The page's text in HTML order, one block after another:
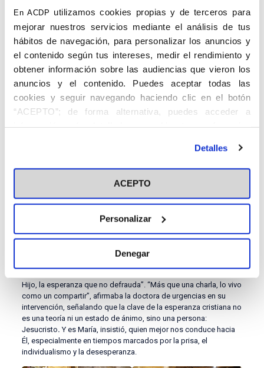
En ACDP utilizamos cookies propias y de terceros para
mejorar nuestros servicios mediante el análisis de tus
hábitos de navegación, para personalizar los anuncios y
el contenido según tus intereses, medir el rendimiento y
obtener información sobre las audiencias que vieron los
anuncios y el contenido. Puedes aceptar todas las
cookies y seguir navegando haciendo clic en el botón
“ACEPTO”; de forma alternativa, puedes acceder a
información más detallada y cambiar tus preferencias
en el botón "Personalizar". Para más información puedes
visitar nuestra Política de Cookies
Detalles
ACEPTO
Personalizar
Denegar
Arenas de Cabrales para celebrar una sesión extraordinaria en la
curso de verano, la charla contó con la presencia de un grupo de
estudiantes del CEU que se encontraban llevando a cabo un
de la ACdP de Asturias,Ricardo Viejo Fernández-Asenjo, la
médico y virgen consagradaPatricia Rodríguez Suárez
Hijo, la esperanza que no defrauda”. “Más que una charla, lo vivo
como un compartir”, afirmaba la doctora de urgencias en su
intervención, señalando que la clave de la esperanza cristiana no
es una teoría ni un estado de ánimo, sino una persona:
Jesucristo. Y es María, insistió, quien mejor nos conduce hacia
Él, especialmente en tiempos marcados por la prisa, el
individualismo y la desesperanza.